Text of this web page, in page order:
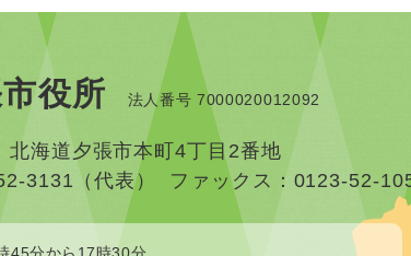
役所 法人番号 7000020012092
海道夕張市本町4丁目2番地
3131（代表）
ファックス：0123-52-